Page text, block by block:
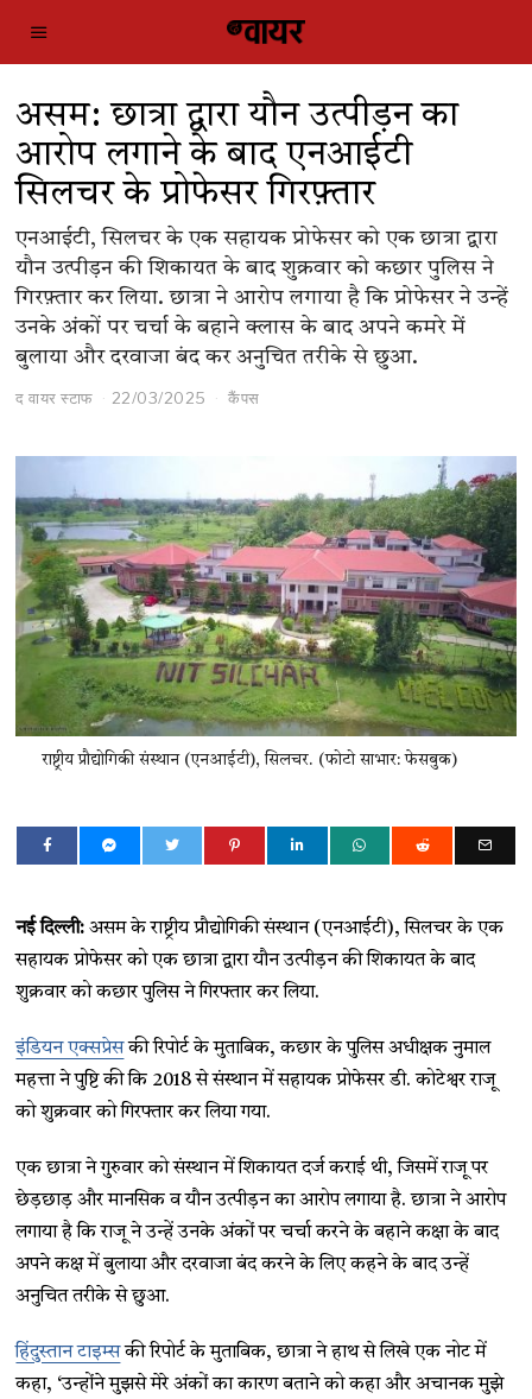
असम: छात्रा द्वारा यौन उत्पीड़न का
आरोप लगाने के बाद एनआईटी
सिलचर के प्रोफेसर गिरफ़्तार
एनआईटी, सिलचर के एक सहायक प्रोफेसर को एक छात्रा द्वारा
यौन उत्पीड़न की शिकायत के बाद शुक्रवार को कछार पुलिस ने
गिरफ़्तार कर लिया. छात्रा ने आरोप लगाया है कि प्रोफेसर ने उन्हें
उनके अंकों पर चर्चा के बहाने क्लास के बाद अपने कमरे में
बुलाया और दरवाजा बंद कर अनुचित तरीके से छुआ.
द वायर स्टाफ 22/03/2025 कैंपस
राष्ट्रीय प्रौद्योगिकी संस्थान (एनआईटी), सिलचर. (फोटो साभार: फेसबुक)
नई दिल्ली: असम के राष्ट्रीय प्रौद्योगिकी संस्थान (एनआईटी), सिलचर के एक
सहायक प्रोफेसर को एक छात्रा द्वारा यौन उत्पीड़न की शिकायत के बाद
शुक्रवार को कछार पुलिस ने गिरफ्तार कर लिया.
इंडियन एक्सप्रेसकी रिपोर्ट के मुताबिक, कछार के पुलिस अधीक्षक नुमाल
महत्ता ने पुष्टि की कि 2018 से संस्थान में सहायक प्रोफेसर डी. कोटेश्वर राजू
को शुक्रवार को गिरफ्तार कर लिया गया.
एक छात्रा ने गुरुवार को संस्थान में शिकायत दर्ज कराई थी, जिसमें राजू पर
छेड़छाड़ और मानसिक व यौन उत्पीड़न का आरोप लगाया है. छात्रा ने आरोप
लगाया है कि राजू ने उन्हें उनके अंकों पर चर्चा करने के बहाने कक्षा के बाद
अपने कक्ष में बुलाया और दरवाजा बंद करने के लिए कहने के बाद उन्हें
अनुचित तरीके से छुआ.
हिंदुस्तान टाइम्सकी रिपोर्ट के मुताबिक, छात्रा ने हाथ से लिखे एक नोट में
कहा, ‘उन्होंने मुझसे मेरे अंकों का कारण बताने को कहा और अचानक मुझे